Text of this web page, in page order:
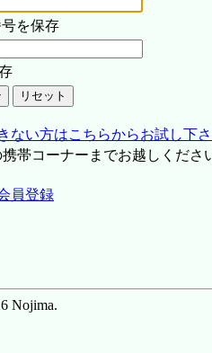
を保存
ない方はこちらからお試し下
帯コーナーまでお越しくださ
員登録
Nojima.